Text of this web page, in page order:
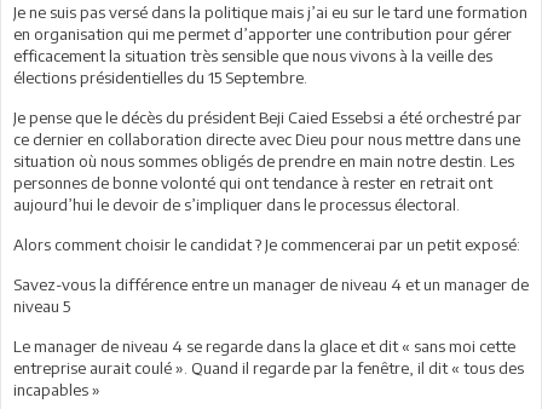
Je ne suis pas versé dans la politique mais j’ai eu sur le tard une formation
en organisation qui me permet d’apporter une contribution pour gérer
efficacement la situation très sensible que nous vivons à la veille des
élections présidentielles du 15 Septembre.
Je pense que le décès du président Beji Caied Essebsi a été orchestré par
ce dernier en collaboration directe avec Dieu pour nous mettre dans une
situation où nous sommes obligés de prendre en main notre destin. Les
personnes de bonne volonté qui ont tendance à rester en retrait ont
aujourd’hui le devoir de s’impliquer dans le processus électoral.
Alors comment choisir le candidat ? Je commencerai par un petit exposé:
Savez-vous la différence entre un manager de niveau 4 et un manager de
niveau 5
Le manager de niveau 4 se regarde dans la glace et dit « sans moi cette
entreprise aurait coulé ». Quand il regarde par la fenêtre, il dit « tous des
incapables »